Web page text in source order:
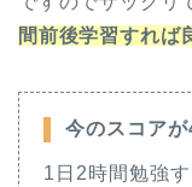
間前後学習すれば
今のスコア
1日2時間勉強す